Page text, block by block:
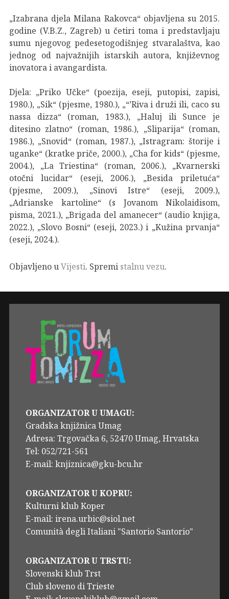
„Izabrana djela Milana Rakovca“ objavljena su 2015.
godine (V.B.Z., Zagreb) u četiri toma i predstavljaju
sumu njegovog pedesetogodišnjeg stvaralaštva, kao
jednog od najvažnijih istarskih autora, književnog
inovatora i avangardista.
Djela: „Priko Učke“ (poezija, eseji, putopisi, zapisi,
1980.), „Sik“ (pjesme, 1980.), „“’Riva i druži ili, caco su
nassa dizza“ (roman, 1983.), „Haluj ili Sunce je
ditesino zlatno“ (roman, 1986.), „Sliparija“ (roman,
1986.), „Snovid“ (roman, 1987.), „Istragram: štorije i
uganke“ (kratke priče, 2000.), „Cha for kids“ (pjesme,
2004.), „La Triestina“ (roman, 2006.), „Kvarnerski
otočni lucidar“ (eseji, 2006.), „Besida priletuća“
(pjesme, 2009.), „Sinovi Istre“ (eseji, 2009.),
„Adrianske kartoline“ (s Jovanom Nikolaidisom,
pisma, 2021.), „Brigada del amanecer“ (audio knjiga,
2022.), „Slovo Bosni“ (eseji, 2023.) i „Kužina prvanja“
(eseji, 2024.).
Objavljeno uVijesti. Spremi stalnu vezu.
ORGANIZATOR U UMAGU:
Gradska knjižnica Umag
Adresa: Trgovačka 6, 52470 Umag, Hrvatska
Tel: 052/721-561
E-mail: knjiznica@gku-bcu.hr
ORGANIZATOR U KOPRU:
Kulturni klub Koper
E-mail: irena.urbic@siol.net
Comunità degli Italiani "Santorio Santorio"
ORGANIZATOR U TRSTU:
Slovenski klub Trst
Club sloveno di Trieste